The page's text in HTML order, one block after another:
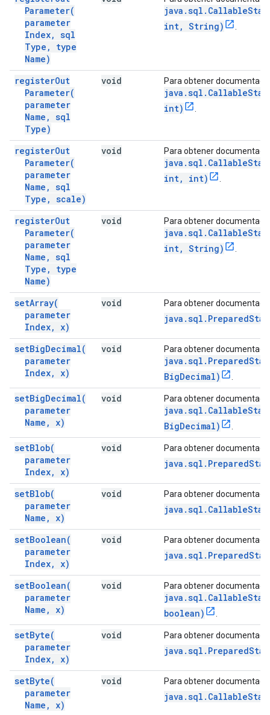
Parameter(
parameter
Index, sql
Type ,
type
Name)
int, String)
registerOut
Parameter(
parameter
Name , sql
Type)
void Para obtener
int)
registerOut
Parameter(
parameter
Name , sql
Type , scale)
void Para obtener
int, int)
registerOut
Parameter(
parameter
Name , sql
Type ,
type
Name)
void Para obtener
int, String)
setArray(
parameter
Index, x)
void Para obtener
setBigDecimal(
parameter
Index, x)
void Para obtener
BigDecimal)
setBigDecimal(
parameter
Name , x)
void Para obtener
BigDecimal)
setBlob(
parameter
Index, x)
void Para obtener
setBlob(
parameter
Name , x)
void Para obtener
setBoolean(
parameter
Index, x)
void Para obtener
setBoolean(
parameter
Name , x)
void Para obtener
boolean)
setByte(
parameter
Index, x)
void Para obtener
setByte(
parameter
Name , x)
void Para obtener